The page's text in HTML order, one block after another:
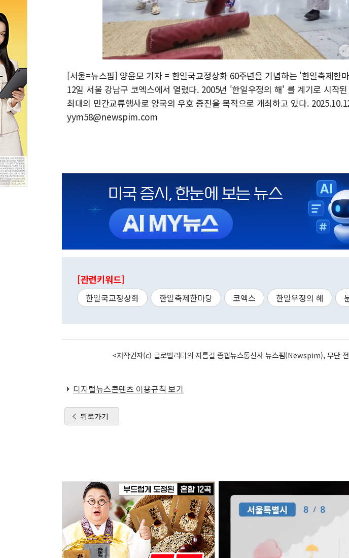
[서울=뉴스핌] 양윤모 기자 = 한일국교정상화 60주년을 기념하는 '한일축제한
12일 서울 강남구 코엑스에서 열렸다. 2005년 '한일우정의 해' 를 계기로 시작
최대의 민간교류행사로 양국의 우호 증진을 목적으로 개최하고 있다.
yym58@newspim.com
[관련키워드]
한일국교정상화 한일축제한마당 코엑스 한일우정의 해
<저작권자(c) 글로벌리더의 지름길 종합뉴스통신사 뉴스핌(Newspim), 무단
디지털뉴스콘텐츠 이용규칙 보기
뒤로가기